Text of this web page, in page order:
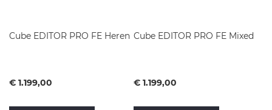
Cube EDITOR PRO FE Heren
Vanaf
€ 1.199,00
Cube EDITOR PRO FE Mixed
Vanaf
€ 1.199,00